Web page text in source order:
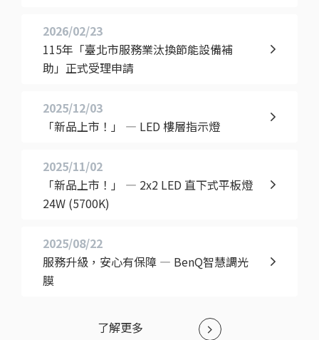
2026/02/23
115年「臺北市服務業汰換節能設備補
助」正式受理申請
2025/12/03
「新品上市！」 — LED 樓層指示燈
2025/11/02
「新品上市！」 — 2x2 LED 直下式平板燈
24W (5700K)
2025/08/22
服務升級，安心有保障 — BenQ智慧調光
膜
了解更多